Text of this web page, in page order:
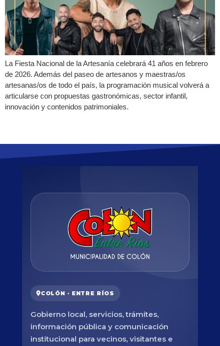
La Fiesta Nacional de la Artesanía celebrará 41 años en febrero
de 2026. Además del paseo de artesanos y maestras/os
artesanas/os de todo el país, la programación musical volverá a
articularse con propuestas gastronómicas, sector infantil,
innovación y contenidos patrimoniales.
COLÓN · ENTRE RÍOS
Gobierno local, servicios, trámites,
información pública y comunicación
institucional para vecinos, visitantes e